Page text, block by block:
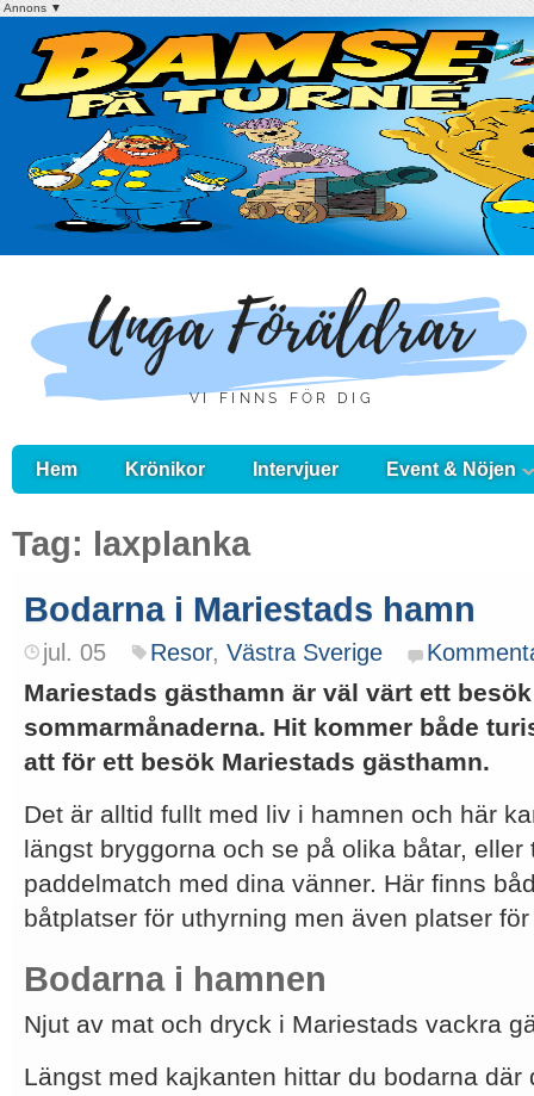
Annons ▼
Hem Krönikor Intervjuer Event & Nöjen
Tag: laxplanka
Bodarna i Mariestads hamn
jul. 05 Resor, Västra Sverige
Mariestads gästhamn är väl värt ett
sommarmånaderna. Hit kommer både
att för ett besök Mariestads gästhamn.
Det är alltid fullt med liv i hamnen och här
längst bryggorna och se på olika båtar,
paddelmatch med dina vänner. Här finns
båtplatser för uthyrning men även platser
Bodarna i hamnen
Njut av mat och dryck i Mariestads vackra
Längst med kajkanten hittar du bodarna där